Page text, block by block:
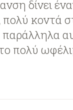
δίνει
πολύ κοντά
πολύ